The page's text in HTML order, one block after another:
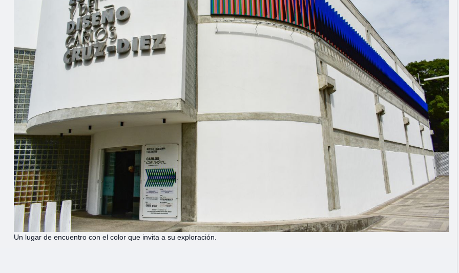
Un lugar de encuentro con el color que invita a su exploración.